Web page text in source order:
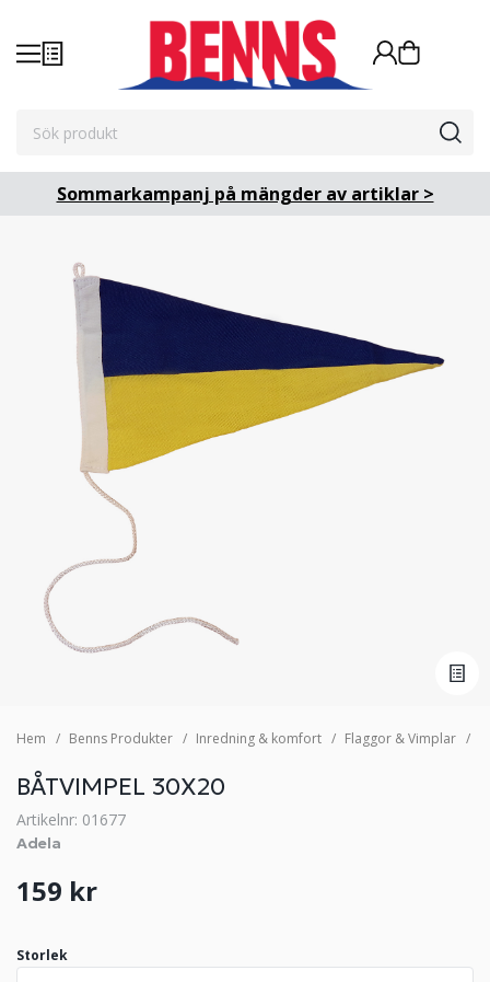
Sommarkampanj på mängder av artiklar >
Hem Benns Produkter Inredning & komfort Flaggor & Vimplar
BÅTVIMPEL 30X20
Artikelnr: 01677
Adela
159 kr
Storlek